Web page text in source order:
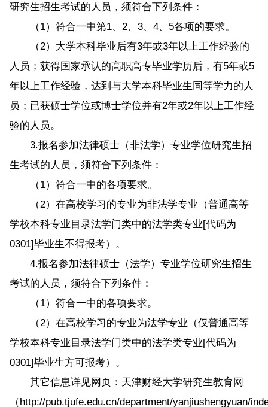
研究生招生考试的人员，须符合下列条件：
（1）符合一中第1、2、3、4、5各项的要求。
（2）大学本科毕业后有3年或3年以上工作经验的
人员；获得国家承认的高职高专毕业学历后，有5年或5
年以上工作经验，达到与大学本科毕业生同等学力的人
员；已获硕士学位或博士学位并有2年或2年以上工作经
验的人员。
3.报名参加法律硕士（非法学）专业学位研究生招
生考试的人员，须符合下列条件：
（1）符合一中的各项要求。
（2）在高校学习的专业为非法学专业（普通高等
学校本科专业目录法学门类中的法学类专业[代码为
0301]毕业生不得报考）。
4.报名参加法律硕士（法学）专业学位研究生招生
考试的人员，须符合下列条件：
（1）符合一中的各项要求。
（2）在高校学习的专业为法学专业（仅普通高等
学校本科专业目录法学门类中的法学类专业[代码为
0301]毕业生方可报考）。
其它信息详见网页：天津财经大学研究生教育网
（http://pub.tjufe.edu.cn/department/yanjiushengyuan/